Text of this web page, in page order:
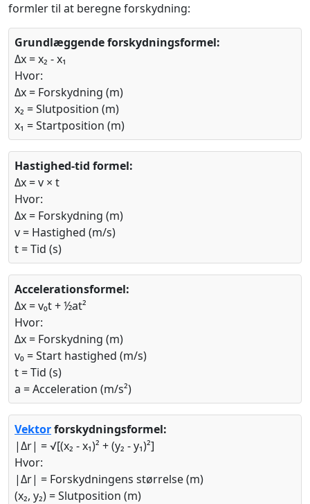
formler til at beregne forskydning:
Grundlæggende forskydningsformel:
Δx = x₂ - x₁
Hvor:
Δx = Forskydning (m)
x₂ = Slutposition (m)
x₁ = Startposition (m)
Hastighed-tid formel:
Δx = v × t
Hvor:
Δx = Forskydning (m)
v = Hastighed (m/s)
t = Tid (s)
Accelerationsformel:
Δx = v₀t + ½at²
Hvor:
Δx = Forskydning (m)
v₀ = Start hastighed (m/s)
t = Tid (s)
a = Acceleration (m/s²)
Vektorforskydningsformel:
|Δr| = √[(x₂ - x₁)² + (y₂ - y₁)²]
Hvor:
|Δr| = Forskydningens størrelse (m)
(x₂, y₂) = Slutposition (m)